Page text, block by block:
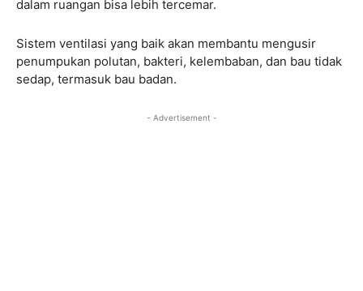
dalam ruangan bisa lebih tercemar.
Sistem ventilasi yang baik akan membantu mengusir
penumpukan polutan, bakteri, kelembaban, dan bau tidak
sedap, termasuk bau badan.
- Advertisement -